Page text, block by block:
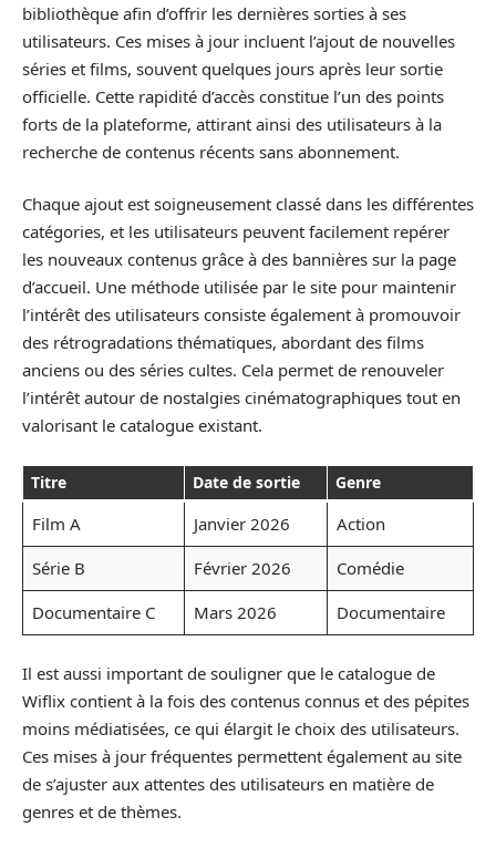
bibliothèque afin d’offrir les dernières sorties à ses
utilisateurs. Ces mises à jour incluent l’ajout de nouvelles
séries et films, souvent quelques jours après leur sortie
officielle. Cette rapidité d’accès constitue l’un des points
forts de la plateforme, attirant ainsi des utilisateurs à la
recherche de contenus récents sans abonnement.
Chaque ajout est soigneusement classé dans les différentes
catégories, et les utilisateurs peuvent facilement repérer
les nouveaux contenus grâce à des bannières sur la page
d’accueil. Une méthode utilisée par le site pour maintenir
l’intérêt des utilisateurs consiste également à promouvoir
des rétrogradations thématiques, abordant des films
anciens ou des séries cultes. Cela permet de renouveler
l’intérêt autour de nostalgies cinématographiques tout en
valorisant le catalogue existant.
Titre Date de sortie Genre
Film A Janvier 2026
Action
Série B
Février 2026
Comédie
Documentaire C
Mars 2026 Documentaire
Il est aussi important de souligner que le catalogue de
Wiflix contient à la fois des contenus connus et des pépites
moins médiatisées, ce qui élargit le choix des utilisateurs.
Ces mises à jour fréquentes permettent également au site
de s’ajuster aux attentes des utilisateurs en matière de
genres et de thèmes.